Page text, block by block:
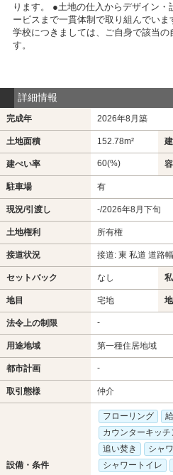
ります。 ●土地の仕入からデザイン
ービスまで一貫体制で取り組んでい
学校につきましては、ご自身で該当の
す。
詳細情報
完成年 2026年8月築
土地面積 152.78m²
建ぺい率 60(%)
駐車場 有
現況/引渡し -/2026年8月下旬
土地権利 所有権
接道状況 接道: 東 私道 道路
セットバック なし
地目 宅地
法令上の制限 -
用途地域 第一種住居地域
都市計画 -
取引態様 仲介
設備・条件
フローリング
カウンターキッチ
追い焚き
シャ
シャワートイレ